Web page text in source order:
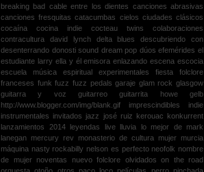
breaking bad cable entre los dientes canciones abrasivas
canciones fresquitas catacumbas cielos ciudades clásicos
cocaína
cocina indie cocteau twins
colaboraciones
contracultura
david lynch delta blues
descubriendo con
desenterrando donosti sound dream pop dúos efemérides el
estudiante larry ella y él emisora enlazando escena escocia
escuela música
espiritual experimentales fiesta
folclore
franceses funk fuzz fuzz pedals garaje glam rock glasgow
guitarra y voz
guitarreo guitarrita
howe gelb
http://www.blogger.com/img/blank.gif
imprescindibles
indie
instrumentales invitados jazz josé ruiz kerouac konkurrent
lanzamientos 2014
leyendas live lluvia lo mejor de
mark
lanegan mercury rev monasterio de cultura mujer murcia
máquina nasty rockabilly nelson es perfecto neofolk nombre
de mujer
noventas nuevo folclore olvidados on the road